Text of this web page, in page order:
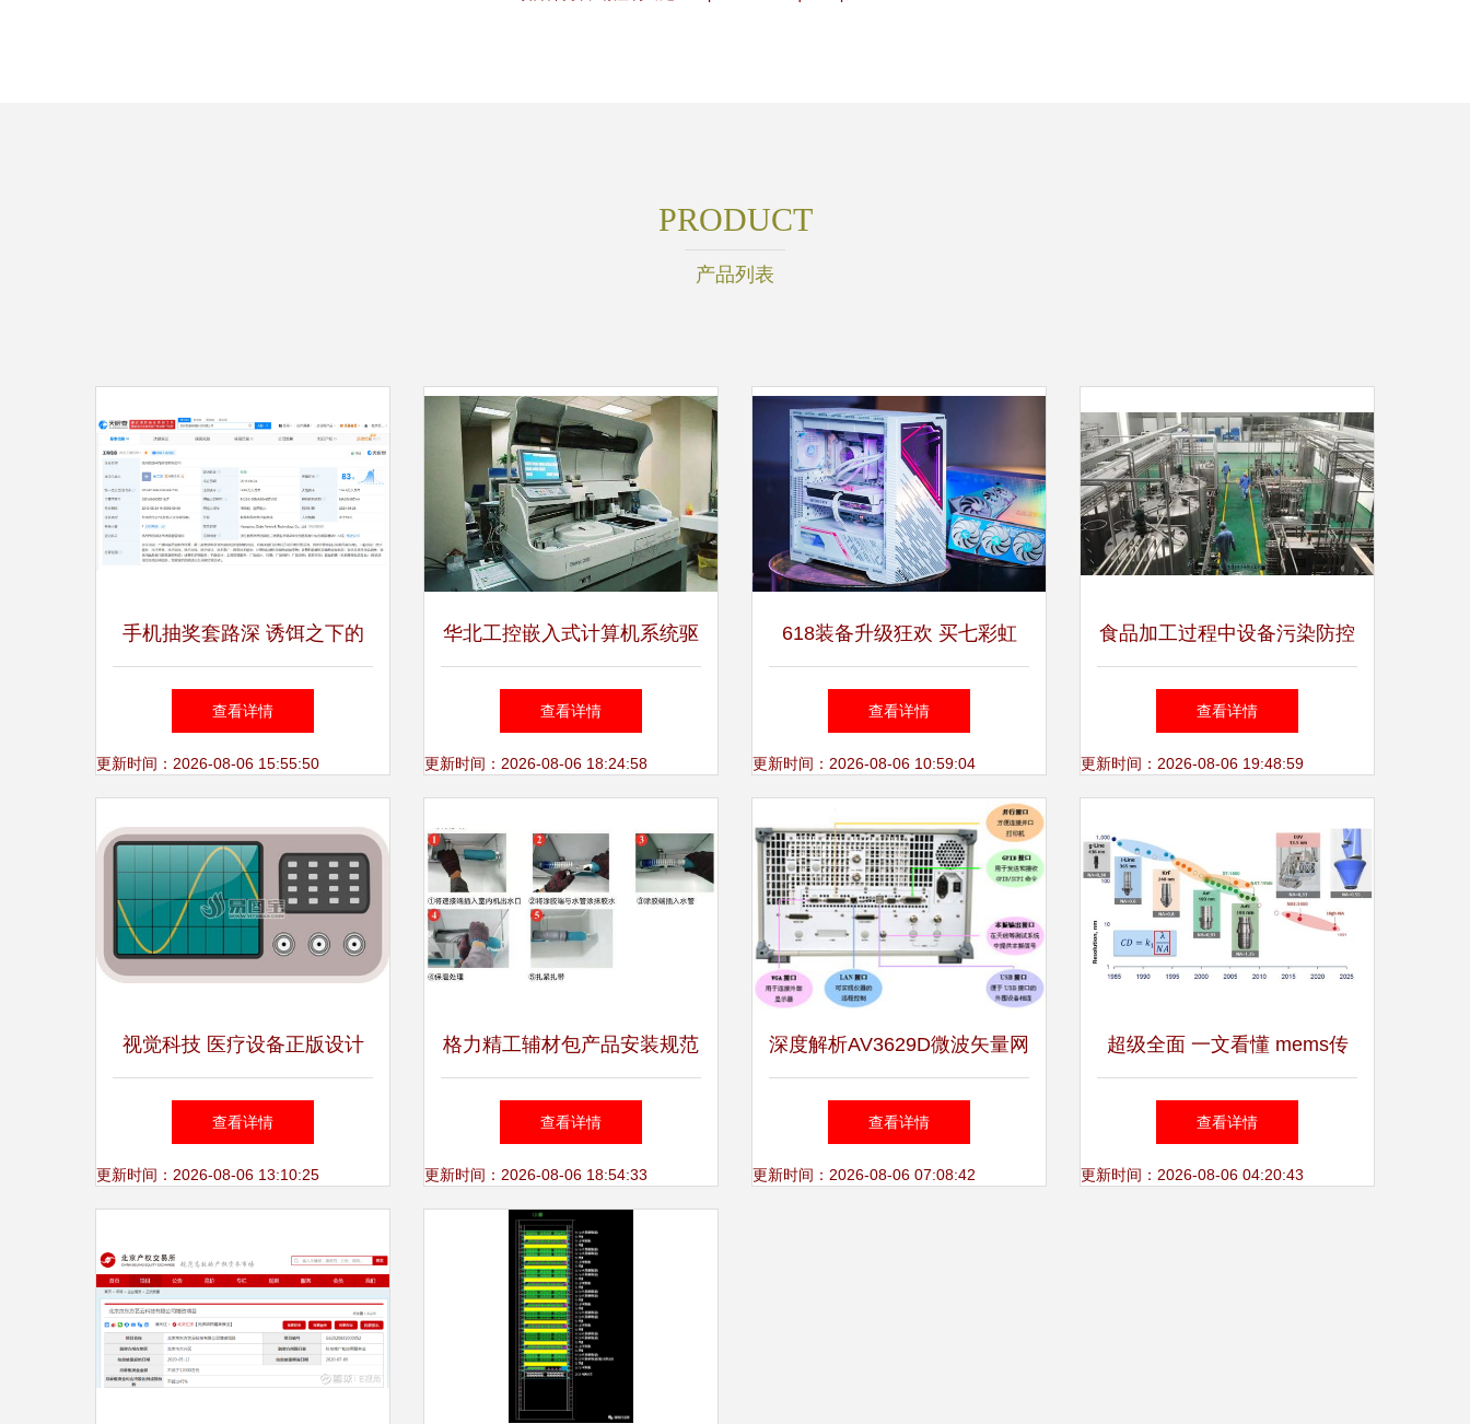
PRODUCT
产品列表
手机抽奖套路深 诱饵之下的
亿元陷阱
查看详情
更新时间：2026-08-06 15:55:50
华北工控嵌入式计算机系统驱
动全自动生化免疫分析仪智能
升级
查看详情
更新时间：2026-08-06 18:24:58
618装备升级狂欢 买七彩虹
iGame RTX 40系列送《黑神
话 悟空》，软硬件福利双丰
收
查看详情
更新时间：2026-08-06 10:59:04
食品加工过程中设备污染防控
及计算机软硬件辅助应用探讨
查看详情
更新时间：2026-08-06 19:48:59
视觉科技 医疗设备正版设计
素材的重要价值与购买指南
查看详情
更新时间：2026-08-06 13:10:25
格力精工辅材包产品安装规范
计算机软硬件及辅助设备的全
面指南
查看详情
更新时间：2026-08-06 18:54:33
深度解析AV3629D微波矢量网
络分析仪 性能、采购与维护
指南
查看详情
更新时间：2026-08-06 07:08:42
超级全面 一文看懂 mems传
感器及芯片制造的最核心设备
查看详情
更新时间：2026-08-06 04:20:43